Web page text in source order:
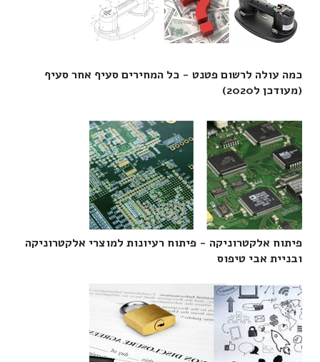
כמה עולה לרשום פטנט - כל המחירים סעיף אחר סעיף
(מעודכן ל2020)‎
פיתוח אלקטרוניקה - פיתוח רעיונות למוצרי אלקטרוניקה
ובניית אבי טיפוס‎